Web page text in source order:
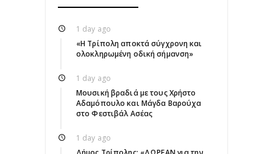
1 day ago
«Η Τρίπολη αποκτά σύγχρονη και
ολοκληρωμένη οδική σήμανση»
1 day ago
Μουσική βραδιά με τους Χρήστο
Αδαμόπουλο και Μάγδα Βαρούχα
στο Φεστιβάλ Ασέας
1 day ago